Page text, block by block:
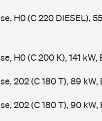
H0 (C 220 DIESEL),
H0 (C 200 K), 141
202 (C 180 T), 89 kW,
202 (C 180 T), 90 kW,